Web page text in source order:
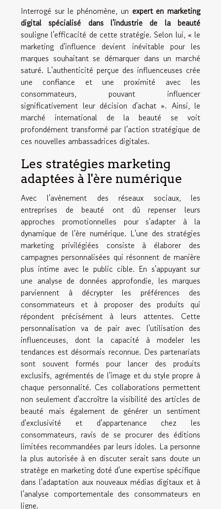
Interrogé sur le phénomène, un expert en marketing
digital spécialisé dans l'industrie de la beauté
souligne l'efficacité de cette stratégie. Selon lui, « le
marketing d'influence devient inévitable pour les
marques souhaitant se démarquer dans un marché
saturé. L'authenticité perçue des influenceuses crée
une confiance et une proximité avec les
consommateurs, pouvant influencer
significativement leur décision d'achat ». Ainsi, le
marché international de la beauté se voit
profondément transformé par l'action stratégique de
ces nouvelles ambassadrices digitales.
Les stratégies marketing
adaptées à l'ère numérique
Avec l'avènement des réseaux sociaux, les
entreprises de beauté ont dû repenser leurs
approches promotionnelles pour s'adapter à la
dynamique de l'ère numérique. L'une des stratégies
marketing privilégiées consiste à élaborer des
campagnes personnalisées qui résonnent de manière
plus intime avec le public cible. En s'appuyant sur
une analyse de données approfondie, les marques
parviennent à décrypter les préférences des
consommateurs et à proposer des produits qui
répondent précisément à leurs attentes. Cette
personnalisation va de pair avec l'utilisation des
influenceuses, dont la capacité à modeler les
tendances est désormais reconnue. Des partenariats
sont souvent formés pour lancer des produits
exclusifs, agrémentés de l'image et du style propre à
chaque personnalité. Ces collaborations permettent
non seulement d'accroître la visibilité des articles de
beauté mais également de générer un sentiment
d'exclusivité et d'appartenance chez les
consommateurs, ravis de se procurer des éditions
limitées recommandées par leurs idoles. La personne
la plus autorisée à en discuter serait sans doute un
stratège en marketing doté d'une expertise spécifique
dans l'adaptation aux nouveaux médias digitaux et à
l'analyse comportementale des consommateurs en
ligne.